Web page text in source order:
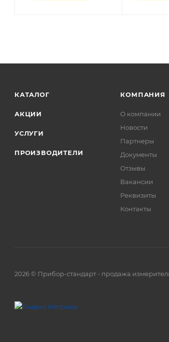
КАТАЛОГ
АКЦИИ
УСЛУГИ
ПРОИЗВОДИТЕЛИ
КОМПАНИЯ
О компании
Новости
Партнеры
Документы
Отзывы
Вакансии
Реквизиты
Контакты
2026 © Прибор-стандарт - продажа